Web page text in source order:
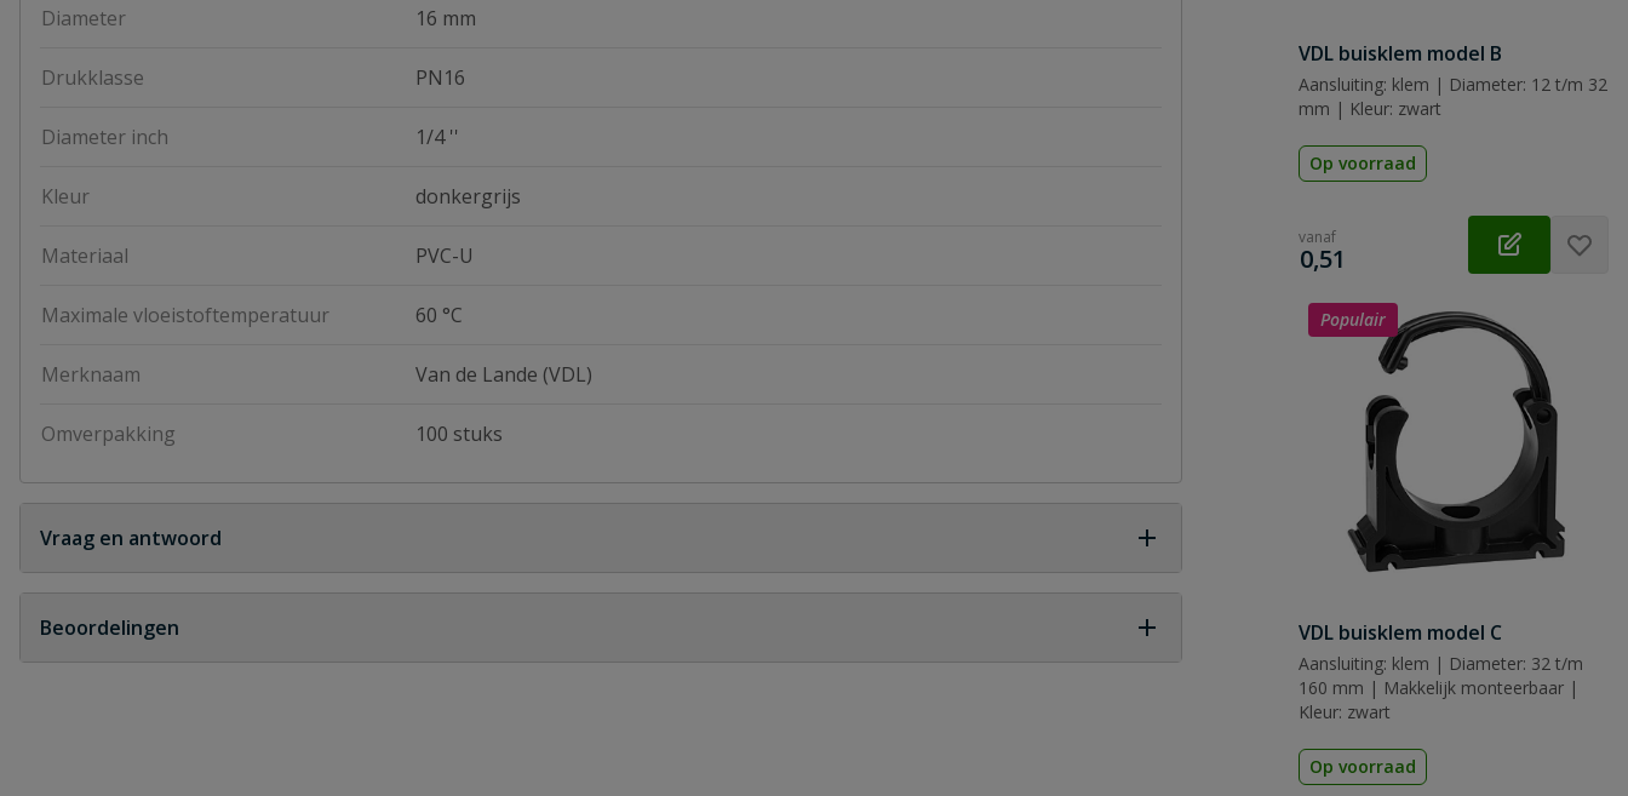
Diameter 16 mm
Drukklasse PN16
Diameter inch 1/4 ''
Kleur donkergrijs
Materiaal PVC-U
Maximale vloeistoftemperatuur 60 °C
Merknaam Van de Lande (VDL)
Omverpakking 100 stuks
Vraag en antwoord
Geen vragen
Beoordelingen
VDL buisklem model B
Aansluiting: klem | Diameter: 12 t/m 32
mm | Kleur: zwart
Op voorraad
vanaf
€
0,51
Populair
VDL buisklem model C
Aansluiting: klem | Diameter: 32 t/m
160 mm | Makkelijk monteerbaar |
Kleur: zwart
Op voorraad